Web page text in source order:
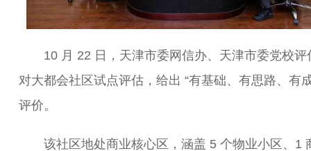
10 月 22 日，天津市委网信办、天津市委党校评
对大都会社区试点评估，给出 “有基础、有思路、有
评价。
该社区地处商业核心区，涵盖 5 个物业小区、1